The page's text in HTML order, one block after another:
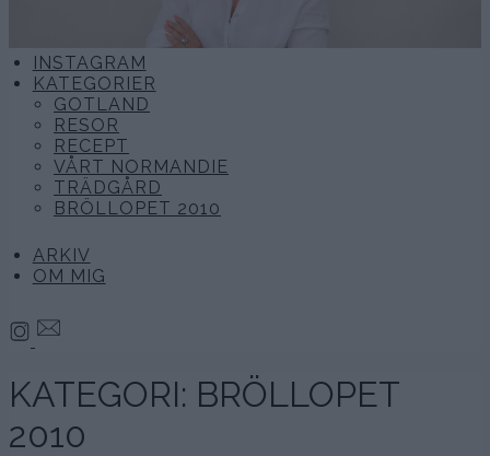
INSTAGRAM
KATEGORIER
GOTLAND
RESOR
RECEPT
VÅRT NORMANDIE
TRÄDGÅRD
BRÖLLOPET 2010
ARKIV
OM MIG
KATEGORI: BRÖLLOPET
2010